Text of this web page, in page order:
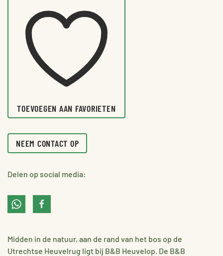
TOEVOEGEN AAN FAVORIETEN
NEEM CONTACT OP
Delen op social media:
Midden in de natuur, aan de rand van het bos op de
Utrechtse Heuvelrug ligt bij B&B Heuvelop. De B&B